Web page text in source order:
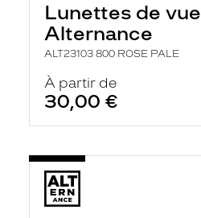
Lunettes de vue
Alternance
ALT23103 800 ROSE PALE
À partir de
30,00 €